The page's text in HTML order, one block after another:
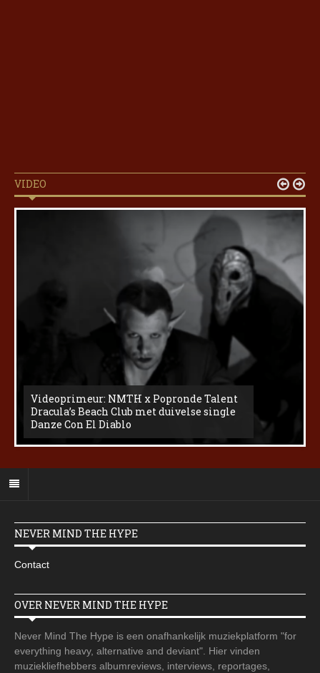
VIDEO
Videoprimeur: NMTH x Popronde Talent
Dracula’s Beach Club met duivelse single
Danze Con El Diablo
 
NEVER MIND THE HYPE
Contact
OVER NEVER MIND THE HYPE
Never Mind The Hype is een onafhankelijk muziekplatform "for
everything heavy, alternative and deviant". Hier vinden
muziekliefhebbers albumreviews, interviews, reportages,